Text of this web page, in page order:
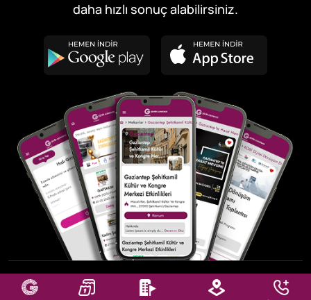
daha hızlı sonuç alabilirsiniz.
© 2026 GBB Bilişim Hizmetmetleri A.Ş. , Tüm Hakları Saklıdır